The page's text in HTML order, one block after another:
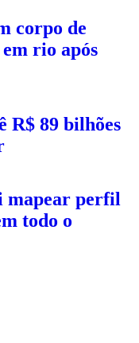
corpo de
rio após
R$ 89 bilhões
mapear perfil
todo o